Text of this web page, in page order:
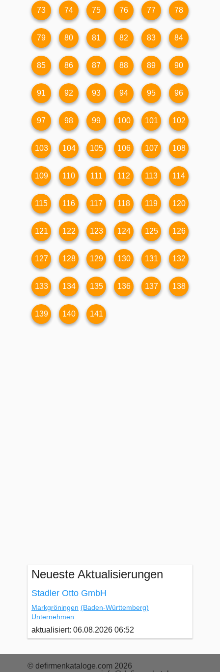
73 74 75 76 77 78
79 80 81 82 83 84
85 86 87 88 89 90
91 92 93 94 95 96
97 98 99 100 101 102
103 104 105 106 107 108
109 110 111 112 113 114
115 116 117 118 119 120
121 122 123 124 125 126
127 128 129 130 131 132
133 134 135 136 137 138
139 140 141
Neueste Aktualisierungen
Stadler Otto GmbH
Markgröningen (Baden-Württemberg)
Unternehmen
aktualisiert: 06.08.2026 06:52
© defirmenkataloge.com 2026